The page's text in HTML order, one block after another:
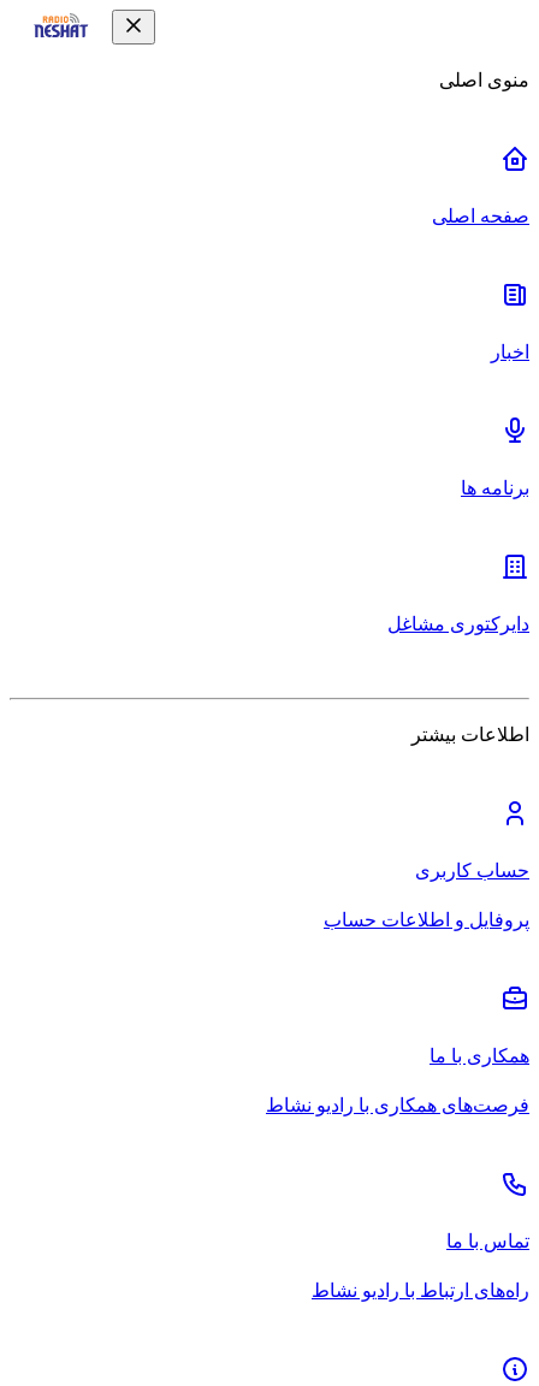
منوی اصلی
صفحه اصلی
اخبار
برنامه ها
دایرکتوری مشاغل
اطلاعات بیشتر
حساب کاربری
پروفایل و اطلاعات حساب
همکاری با ما
فرصت‌های همکاری با رادیو نشاط
تماس با ما
راه‌های ارتباط با رادیو نشاط